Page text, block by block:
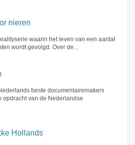
nieren
waarin het leven van een aantal
wordt gevolgd. Over de...
beste documentairemakers
opdracht van de Nederlandse
Hollands